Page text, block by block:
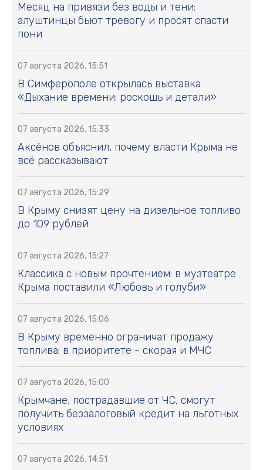
Месяц на привязи без воды и тени:
алуштинцы бьют тревогу и просят спасти
пони
07 августа 2026, 15:51
В Симферополе открылась выставка
«Дыхание времени: роскошь и детали»
07 августа 2026, 15:33
Аксёнов объяснил, почему власти Крыма не
всё рассказывают
07 августа 2026, 15:29
В Крыму снизят цену на дизельное топливо
до 109 рублей
07 августа 2026, 15:27
Классика с новым прочтением: в музтеатре
Крыма поставили «Любовь и голуби»
07 августа 2026, 15:06
В Крыму временно ограничат продажу
топлива: в приоритете - скорая и МЧС
07 августа 2026, 15:00
Крымчане, пострадавшие от ЧС, смогут
получить беззалоговый кредит на льготных
условиях
07 августа 2026, 14:51